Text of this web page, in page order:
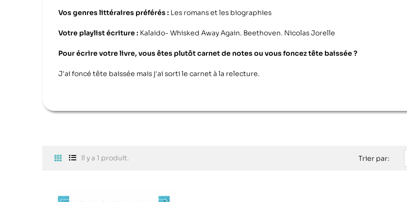
Vos genres littéraires préférés : Les romans et les biographies
Votre playlist écriture : Kalaido- Whisked Away Again. Beethoven. Nicolas Jorelle
Pour écrire votre livre, vous êtes plutôt carnet de notes ou vous foncez tête baissée ?
J'ai foncé tête baissée mais j'ai sorti le carnet à la relecture.
Il y a 1 produit. Trier par: